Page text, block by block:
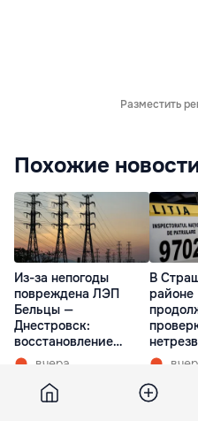
Разместить
Похожие
Из-за непогоды
повреждена ЛЭП
Бельцы —
Днестровск:
восстановление
займет более недели
вчера
В
районе